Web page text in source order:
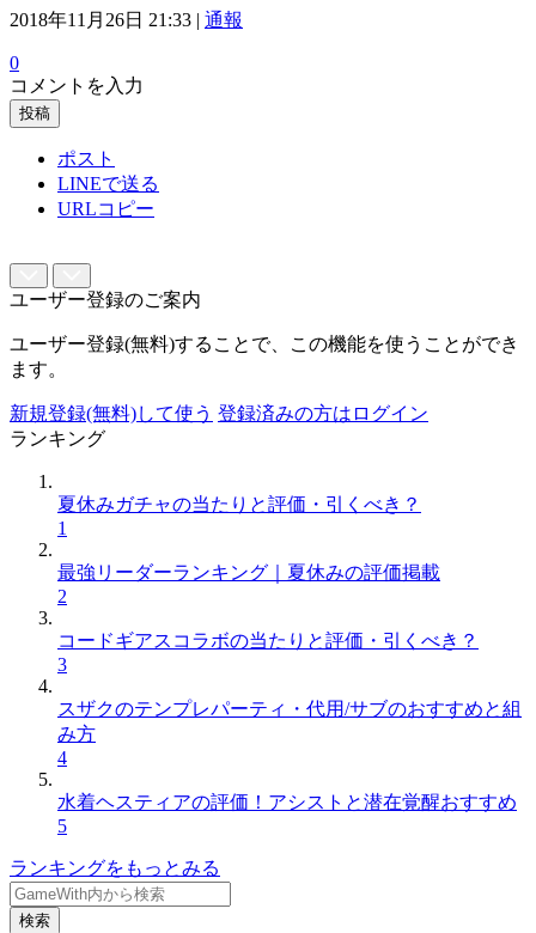
2018年11月26日 21:33 | 通報
0
コメントを入力
投稿
ポスト
LINEで送る
URLコピー
ユーザー登録のご案内
ユーザー登録(無料)することで、この機能を使うことができ
ます。
新規登録(無料)して使う 登録済みの方はログイン
ランキング
夏休みガチャの当たりと評価・引くべき？
1
最強リーダーランキング｜夏休みの評価掲載
2
コードギアスコラボの当たりと評価・引くべき？
3
スザクのテンプレパーティ・代用/サブのおすすめと組
み方
4
水着ヘスティアの評価！アシストと潜在覚醒おすすめ
5
ランキングをもっとみる
検索